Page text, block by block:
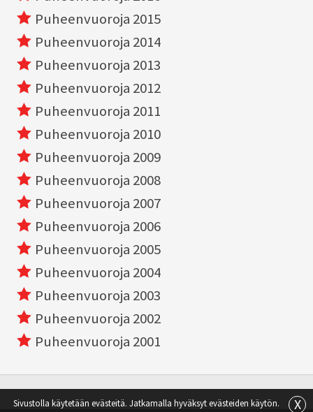
Puheenvuoroja 2015
Puheenvuoroja 2014
Puheenvuoroja 2013
Puheenvuoroja 2012
Puheenvuoroja 2011
Puheenvuoroja 2010
Puheenvuoroja 2009
Puheenvuoroja 2008
Puheenvuoroja 2007
Puheenvuoroja 2006
Puheenvuoroja 2005
Puheenvuoroja 2004
Puheenvuoroja 2003
Puheenvuoroja 2002
Puheenvuoroja 2001
Sivustolla käytetään evästeitä. Jatkamalla hyväksyt evästeiden käytön.
X